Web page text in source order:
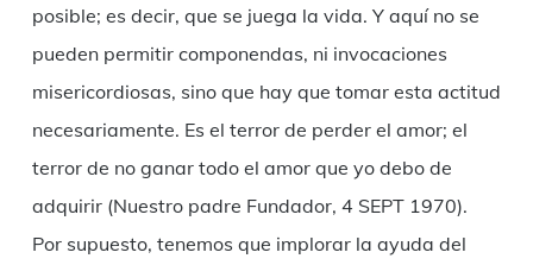
posible; es decir, que se juega la vida. Y aquí no se
pueden permitir componendas, ni invocaciones
misericordiosas, sino que hay que tomar esta actitud
necesariamente. Es el terror de perder el amor; el
terror de no ganar todo el amor que yo debo de
adquirir (Nuestro padre Fundador, 4 SEPT 1970).
Por supuesto, tenemos que implorar la ayuda del